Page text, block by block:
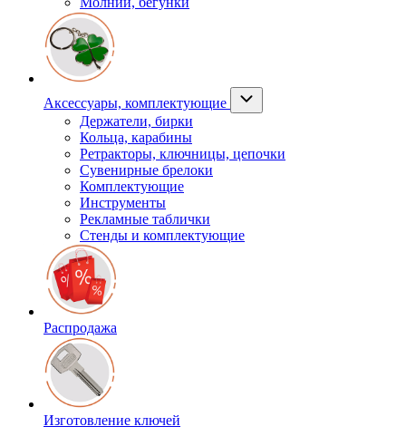
Аксессуары, комплектующие
Держатели, бирки
Кольца, карабины
Ретракторы, ключницы, цепочки
Сувенирные брелоки
Комплектующие
Инструменты
Рекламные таблички
Стенды и комплектующие
Распродажа
Изготовление ключей